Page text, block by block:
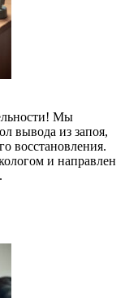
Мы
вывода из запоя,
восстановления.
и направлен